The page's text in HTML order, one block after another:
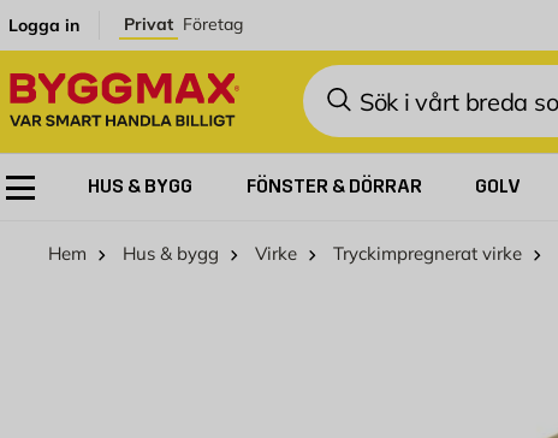
Logga in Privat Företag
Sök
HUS & BYGG FÖNSTER & DÖRRAR GOLV
Hem Hus & bygg Virke Tryckimpregnerat virke